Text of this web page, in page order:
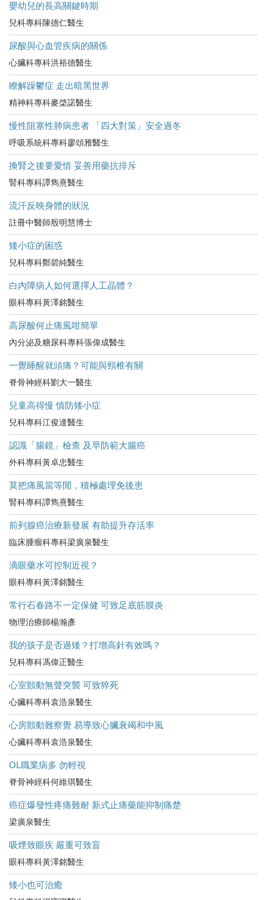
嬰幼兒的長高關鍵時期
兒科專科陳德仁醫生
尿酸與心血管疾病的關係
心臟科專科洪裕德醫生
瞭解躁鬱症 走出暗黑世界
精神科專科麥棨諾醫生
慢性阻塞性肺病患者 「四大對策」安全過冬
呼吸系統科專科廖頌雅醫生
換腎之後要愛惜 妥善用藥抗排斥
腎科專科譚雋熹醫生
流汗反映身體的狀況
註冊中醫師殷明慧博士
矮小症的困惑
兒科專科鄭碧純醫生
白內障病人如何選擇人工晶體？
眼科專科黃澤銘醫生
高尿酸何止痛風咁簡單
內分泌及糖尿科專科張偉成醫生
一覺睡醒就頭痛？可能與頸椎有關
脊骨神經科劉大一醫生
兒童高得慢 慎防矮小症
兒科專科江俊達醫生
認識「腸鏡」檢查 及早防範大腸癌
外科專科黃卓忠醫生
莫把痛風當等閒，積極處理免後患
腎科專科譚雋熹醫生
前列腺癌治療新發展 有助提升存活率
臨床腫瘤科專科梁廣泉醫生
滴眼藥水可控制近視？
眼科專科黃澤銘醫生
常行石春路不一定保健 可致足底筋膜炎
物理治療師楊瀚彥
我的孩子是否過矮？打增高針有效嗎？
兒科專科馮偉正醫生
心室顫動無聲突襲 可致猝死
心臟科專科袁浩泉醫生
心房顫動難察覺 易導致心臟衰竭和中風
心臟科專科袁浩泉醫生
OL職業病多 勿輕視
脊骨神經科何維琪醫生
癌症爆發性疼痛難耐 新式止痛藥能抑制痛楚
梁廣泉醫生
吸煙致眼疾 嚴重可致盲
眼科專科黃澤銘醫生
矮小也可治癒